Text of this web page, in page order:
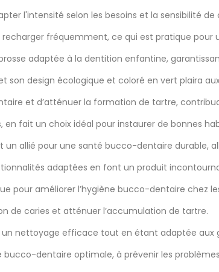
l'intensité selon les besoins et la sensibilité
fréquemment, ce qui est pratique pour
adaptée à la dentition enfantine,
son design écologique et coloré en vert plaira
et d’atténuer la formation de tartre,
fait un choix idéal pour instaurer de bonnes
un allié pour une santé bucco-dentaire
adaptées en font un produit
pour améliorer l’hygiène bucco-dentaire chez
de caries et atténuer l’accumulation de tartre.
nettoyage efficace tout en étant adaptée aux
dentaire optimale, à prévenir les